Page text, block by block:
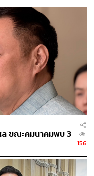
ขณะคมนาคมพบ 3
156